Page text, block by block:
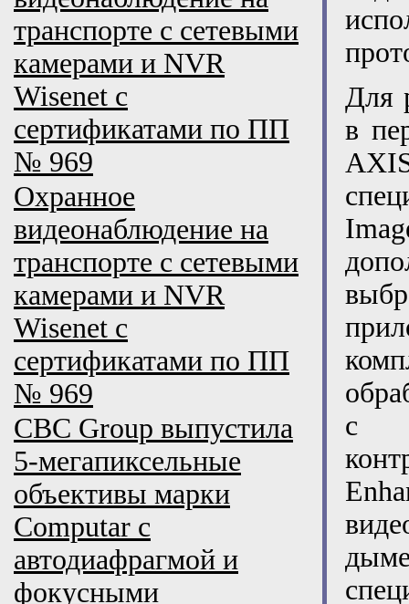
транспорте с сетевыми
камерами и NVR
Wisenet с
сертификатами по ПП
№ 969
Охранное
видеонаблюдение на
транспорте с сетевыми
камерами и NVR
Wisenet с
сертификатами по ПП
№ 969
CBC Group выпустила
5-мегапиксельные
объективы марки
Computar с
автодиафрагмой и
фокусными
Для
в
с